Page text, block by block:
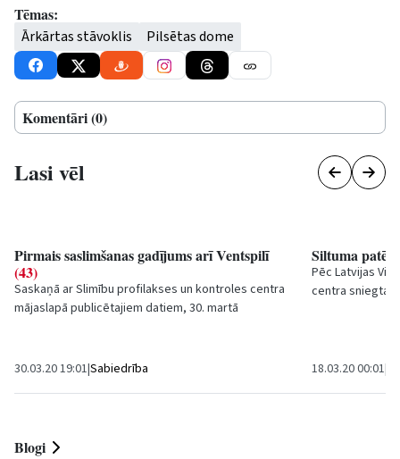
Tēmas:
Ārkārtas stāvoklis Pilsētas dome
Komentāri (0)
Lasi vēl
Pirmais saslimšanas gadījums arī Ventspilī
(43)
Saskaņā ar Slimību profilakses un kontroles centra
mājaslapā publicētajiem datiem, 30. martā
30.03.20 19:01|Sabiedrība
Siltuma
Pēc Latvijas
centra
18.03.20 00:01|
Blogi